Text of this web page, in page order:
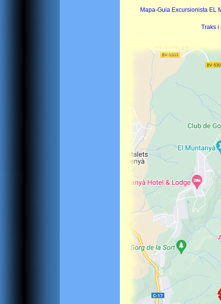
Mapa-Guia Excursionista EL
Traks